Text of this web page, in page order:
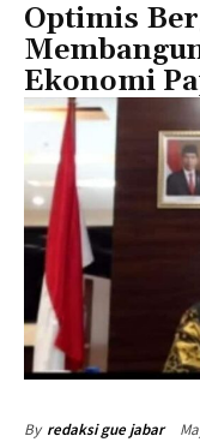
Optimis
Ekonomi
By redaksi gue jabar